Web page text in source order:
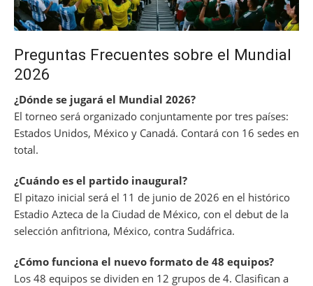
Preguntas Frecuentes sobre el Mundial
2026
¿Dónde se jugará el Mundial 2026?
El torneo será organizado conjuntamente por tres países:
Estados Unidos, México y Canadá. Contará con 16 sedes en
total.
¿Cuándo es el partido inaugural?
El pitazo inicial será el 11 de junio de 2026 en el histórico
Estadio Azteca de la Ciudad de México, con el debut de la
selección anfitriona, México, contra Sudáfrica.
¿Cómo funciona el nuevo formato de 48 equipos?
Los 48 equipos se dividen en 12 grupos de 4. Clasifican a